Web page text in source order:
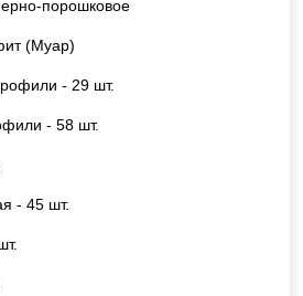
порошковое
(Муар)
- 29 шт.
- 58 шт.
- 45 шт.